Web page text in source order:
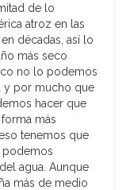
de lo
atroz en las
décadas, así lo
más seco
no lo podemos
y por mucho que
hacer que
más
tenemos que
podemos
agua. Aunque
más de medio